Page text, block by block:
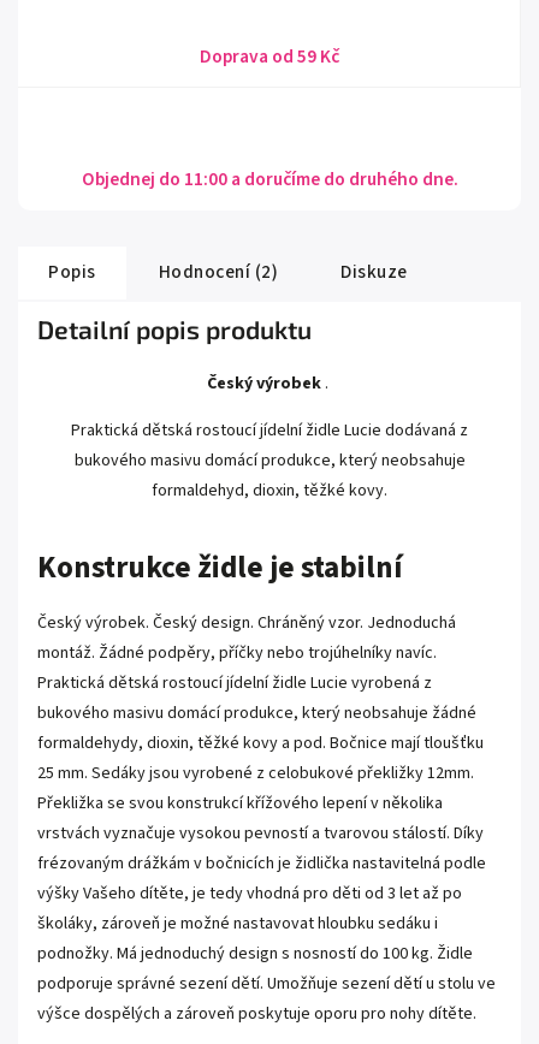
Doprava od 59 Kč
Objednej do 11:00 a doručíme do druhého dne.
Popis Hodnocení (2) Diskuze
Detailní popis produktu
Český výrobek .
Praktická dětská rostoucí jídelní židle Lucie dodávaná z
bukového masivu domácí produkce, který neobsahuje
formaldehyd, dioxin, těžké kovy.
Konstrukce židle je stabilní
Český výrobek. Český design. Chráněný vzor. Jednoduchá
montáž. Žádné podpěry, příčky nebo trojúhelníky navíc.
Praktická dětská rostoucí jídelní židle Lucie vyrobená z
bukového masivu domácí produkce, který neobsahuje žádné
formaldehydy, dioxin, těžké kovy a pod. Bočnice mají tloušťku
25 mm. Sedáky jsou vyrobené z celobukové překližky 12mm.
Překližka se svou konstrukcí křížového lepení v několika
vrstvách vyznačuje vysokou pevností a tvarovou stálostí. Díky
frézovaným drážkám v bočnicích je židlička nastavitelná podle
výšky Vašeho dítěte, je tedy vhodná pro děti od 3 let až po
školáky, zároveň je možné nastavovat hloubku sedáku i
podnožky. Má jednoduchý design s nosností do 100 kg. Židle
podporuje správné sezení dětí. Umožňuje sezení dětí u stolu ve
výšce dospělých a zároveň poskytuje oporu pro nohy dítěte.